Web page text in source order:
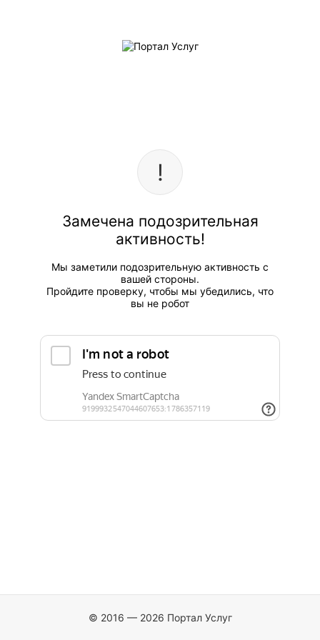
Замечена подозрительная
активность!
Мы заметили подозрительную активность с
вашей стороны.
Пройдите проверку, чтобы мы убедились, что
вы не робот
© 2016 — 2026 Портал Услуг